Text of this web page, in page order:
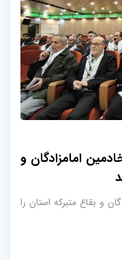
امامزادگان و
و بقاع متبرکه استان را